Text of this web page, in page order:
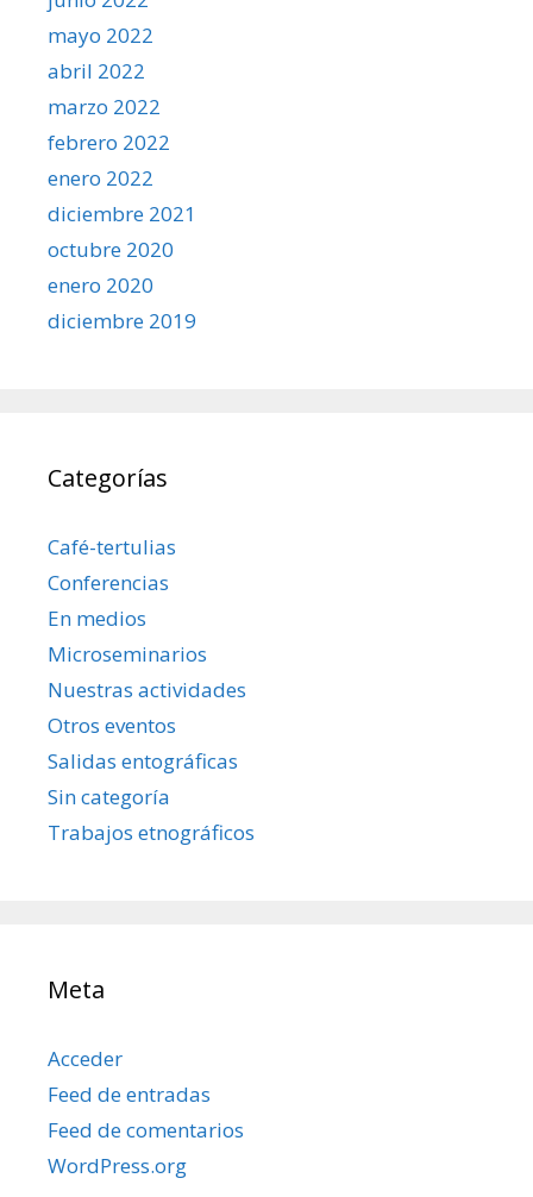
mayo 2022
abril 2022
marzo 2022
febrero 2022
enero 2022
diciembre 2021
octubre 2020
enero 2020
diciembre 2019
Categorías
Café-tertulias
Conferencias
En medios
Microseminarios
Nuestras actividades
Otros eventos
Salidas entográficas
Sin categoría
Trabajos etnográficos
Meta
Acceder
Feed de entradas
Feed de comentarios
WordPress.org